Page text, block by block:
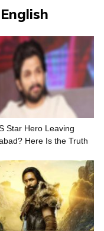
Star Hero Leaving
Here Is the Truth